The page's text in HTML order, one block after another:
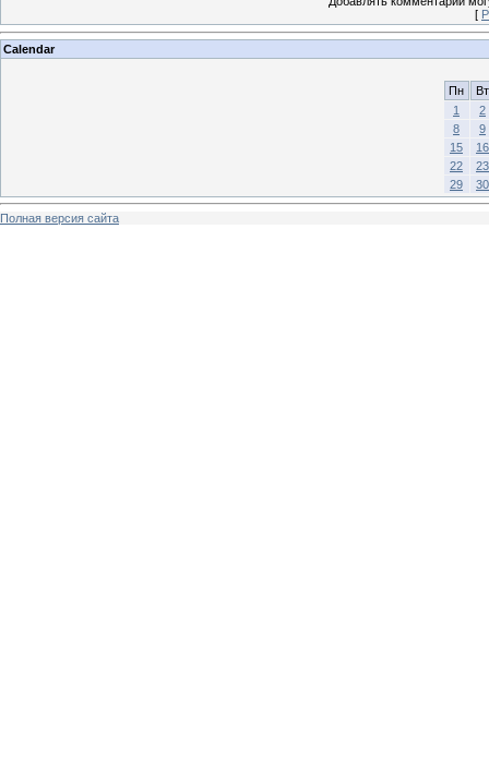
[
Calendar
Пн
Вт
1
2
8
9
15
16
22
23
29
30
Полная версия сайта